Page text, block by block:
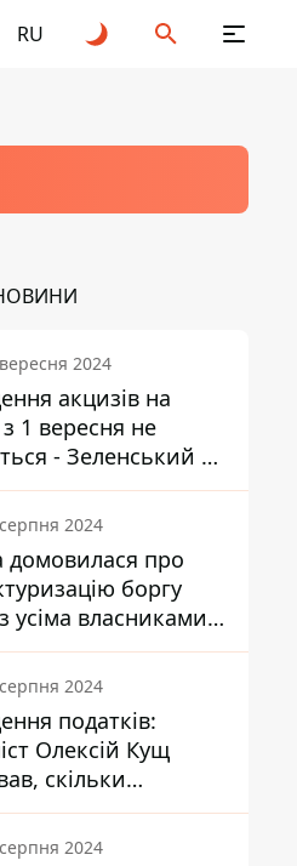
RU
2024
акцизів на
1 вересня не
- Зеленський не
закон
2024
домовилася про
боргу
усіма власниками
що це
країни
2024
податків:
Олексій Кущ
скільки
кожен українець
2024